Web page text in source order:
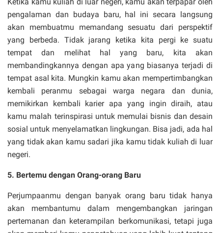
pengalaman dan budaya baru, hal ini secara langsung
akan membuatmu memandang sesuatu dari perspektif
yang berbeda. Tidak jarang ketika kita pergi ke suatu
tempat dan melihat hal yang baru, kita akan
membandingkannya dengan apa yang biasanya terjadi di
tempat asal kita. Mungkin kamu akan mempertimbangkan
kembali peranmu sebagai warga negara dan dunia,
memikirkan kembali karier apa yang ingin diraih, atau
kamu malah terinspirasi untuk memulai bisnis dan desain
sosial untuk menyelamatkan lingkungan. Bisa jadi, ada hal
yang tidak akan kamu sadari jika kamu tidak kuliah di luar
negeri.
5. Bertemu dengan Orang-orang Baru
Perjumpaanmu dengan banyak orang baru tidak hanya
akan membantumu dalam mengembangkan jaringan
pertemanan dan keterampilan berkomunikasi, tetapi juga